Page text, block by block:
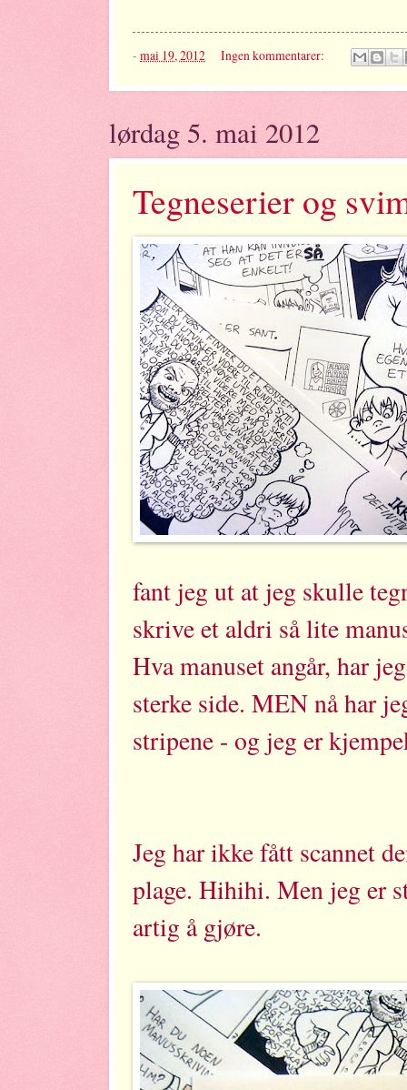
- mai 19, 2012 Ingen kommentarer:
lørdag 5. mai 2012
Tegneserier og
fant jeg ut at jeg skulle
skrive et aldri så lite
Hva manuset angår, har
sterke side. MEN nå har
stripene - og jeg er
Jeg har ikke fått scannet
plage. Hihihi. Men jeg er
artig å gjøre.